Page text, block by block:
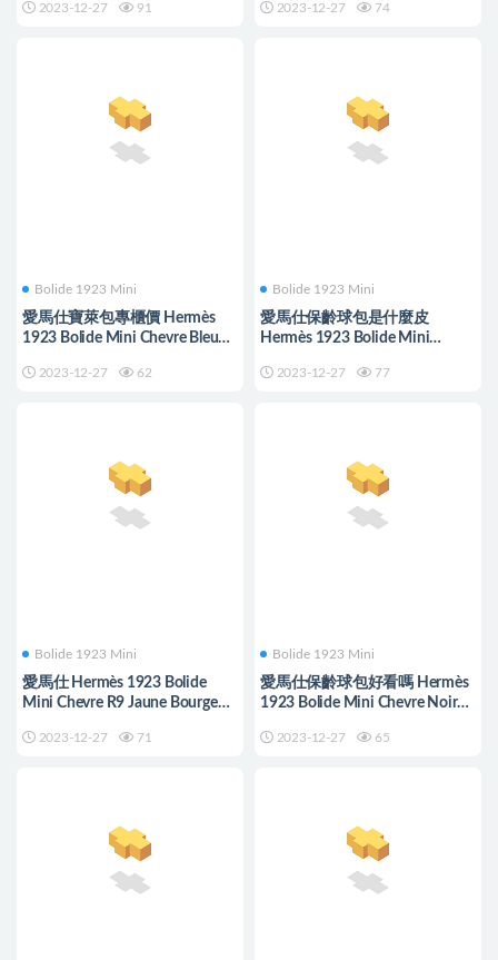
2023-12-27 91 2023-12-27 74
Bolide 1923 Mini
愛馬仕寶萊包專櫃價 Hermès
1923 Bolide Mini Chevre Bleu
2023-12-27 62
Bolide 1923 Mini
愛馬仕保齡球包是什麼皮
Hermès 1923 Bolide Mini
2023-12-27 77
Bolide 1923 Mini
愛馬仕 Hermès 1923 Bolide
Mini Chevre R9 Jaune Bourgeon
2023-12-27 71
Bolide 1923 Mini
愛馬仕保齡球包好看嗎 Hermès
1923 Bolide Mini Chevre Noir
2023-12-27 65